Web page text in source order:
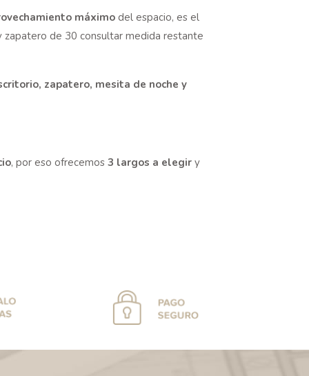
máximodel espacio, es el
de 30 consultar medida restante
zapatero, mesita de noche y
, por eso ofrecemos 3 largos a elegir y